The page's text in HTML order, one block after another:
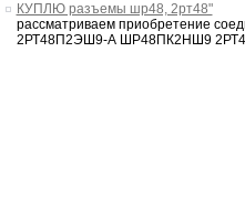
КУПЛЮ разъемы шр48, 2рт48"
рассматриваем приобретение
2РТ48П2ЭШ9-А ШР48ПК2НШ9